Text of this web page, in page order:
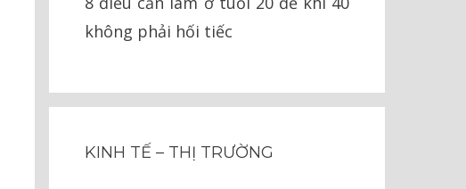
không phải hối tiếc
KINH TẾ – THỊ TRƯỜNG